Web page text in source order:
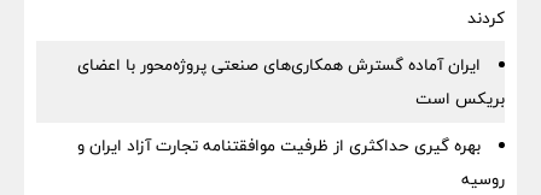
کردند
ایران آماده گسترش همکاری‌های صنعتی پروژه‌محور با اعضای
بریکس است
بهره گیری حداکثری از ظرفیت موافقتنامه تجارت آزاد ایران و
روسیه